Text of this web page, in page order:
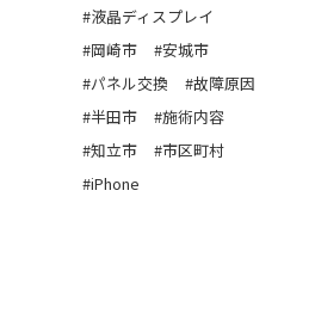
#液晶ディスプレイ
#岡崎市
#安城市
#パネル交換
#故障原因
#半田市
#施術内容
#知立市
#市区町村
#iPhone